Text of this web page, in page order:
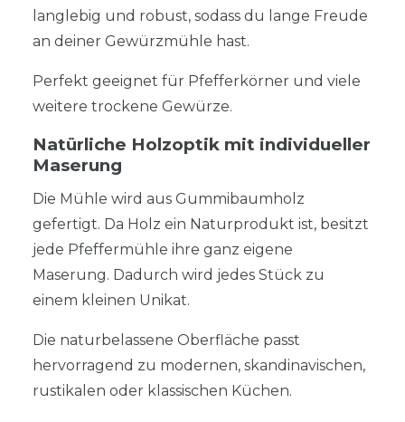
langlebig und robust, sodass du lange Freude
an deiner Gewürzmühle hast.
Perfekt geeignet für Pfefferkörner und viele
weitere trockene Gewürze.
Natürliche Holzoptik mit individueller
Maserung
Die Mühle wird aus Gummibaumholz
gefertigt. Da Holz ein Naturprodukt ist, besitzt
jede Pfeffermühle ihre ganz eigene
Maserung. Dadurch wird jedes Stück zu
einem kleinen Unikat.
Die naturbelassene Oberfläche passt
hervorragend zu modernen, skandinavischen,
rustikalen oder klassischen Küchen.